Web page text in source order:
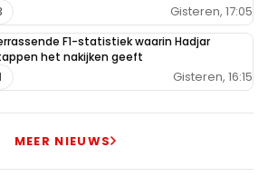
Gisteren, 17:05
F1-statistiek waarin Hadjar
het nakijken geeft
Gisteren, 16:15
MEER NIEUWS